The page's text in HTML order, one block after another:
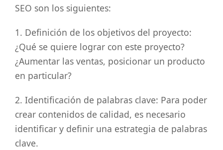
SEO son los siguientes:
1. Definición de los objetivos del proyecto:
¿Qué se quiere lograr con este proyecto?
¿Aumentar las ventas, posicionar un producto
en particular?
2. Identificación de palabras clave: Para poder
crear contenidos de calidad, es necesario
identificar y definir una estrategia de palabras
clave.